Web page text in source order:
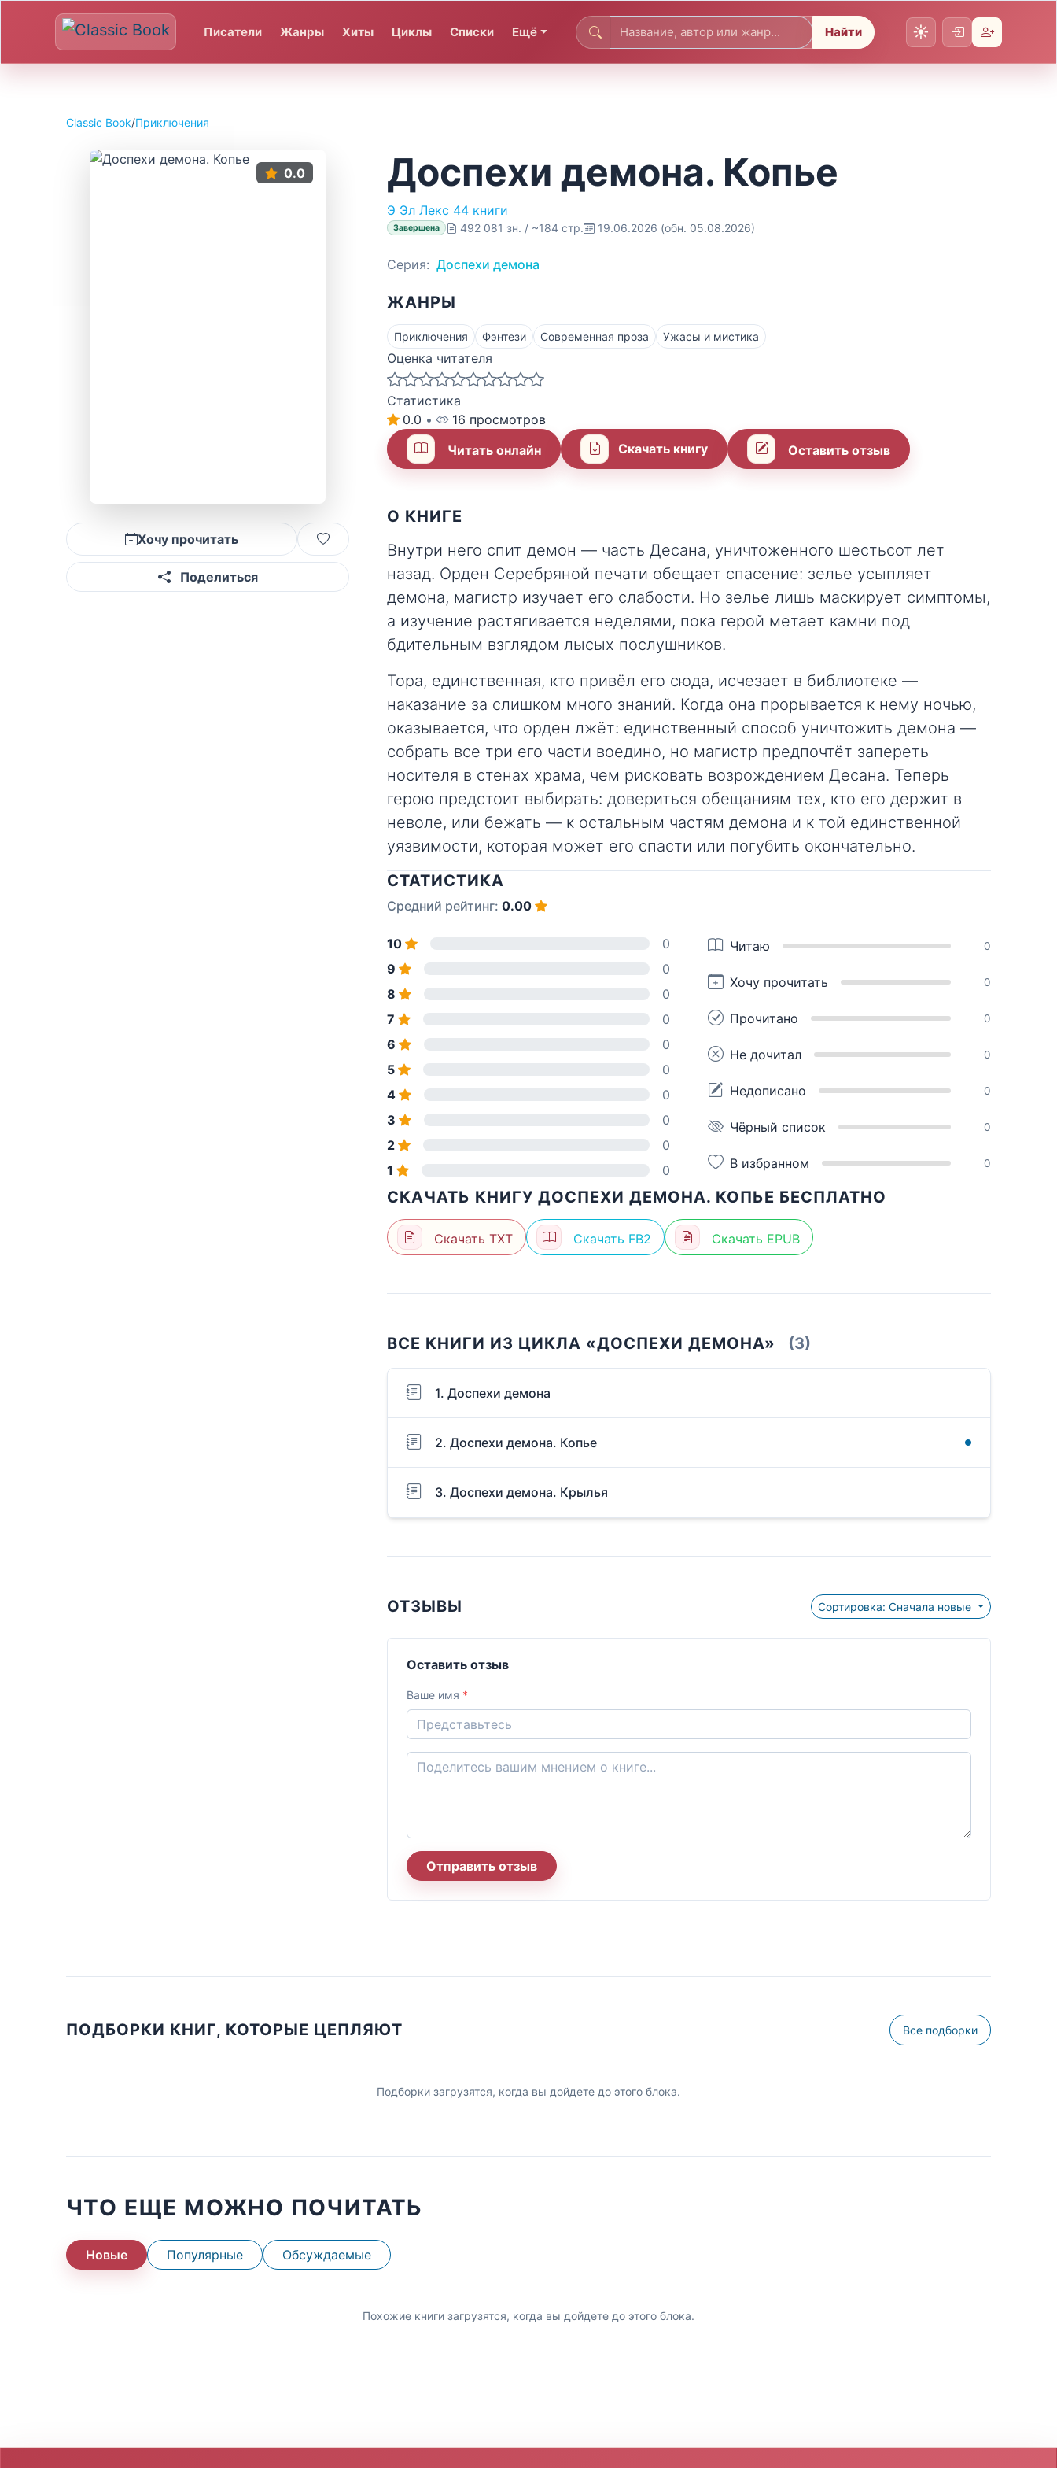
Писатели Жанры Хиты Циклы Списки Ещё Найти
Classic Book/Приключения
0.0
Хочу прочитать
Поделиться
Доспехи демона. Копье
Э Эл Лекс 44 книги
Завершена 492 081 зн. / ~184 стр. 19.06.2026 (обн. 05.08.2026)
Серия: Доспехи демона
ЖАНРЫ
Приключения Фэнтези Современная проза Ужасы и мистика
Оценка читателя
Статистика
0.0 •
16 просмотров
Читать онлайн
Скачать книгу Оставить отзыв
О КНИГЕ
Внутри него спит демон — часть Десана, уничтоженного шестьсот лет
назад. Орден Серебряной печати обещает спасение: зелье усыпляет
демона, магистр изучает его слабости. Но зелье лишь маскирует симптомы,
а изучение растягивается неделями, пока герой метает камни под
бдительным взглядом лысых послушников.
Тора, единственная, кто привёл его сюда, исчезает в библиотеке —
наказание за слишком много знаний. Когда она прорывается к нему ночью,
оказывается, что орден лжёт: единственный способ уничтожить демона —
собрать все три его части воедино, но магистр предпочтёт запереть
носителя в стенах храма, чем рисковать возрождением Десана. Теперь
герою предстоит выбирать: довериться обещаниям тех, кто его держит в
неволе, или бежать — к остальным частям демона и к той единственной
уязвимости, которая может его спасти или погубить окончательно.
СТАТИСТИКА
Средний рейтинг: 0.00
10
0
9
0
8
0
7
0
6
0
5
0
4
0
3
0
2
0
1
0
Читаю 0
Хочу прочитать 0
Прочитано 0
Не дочитал 0
Недописано 0
Чёрный список 0
В избранном 0
СКАЧАТЬ КНИГУ ДОСПЕХИ ДЕМОНА. КОПЬЕ БЕСПЛАТНО
Скачать TXT Скачать FB2 Скачать EPUB
ВСЕ КНИГИ ИЗ ЦИКЛА «ДОСПЕХИ ДЕМОНА» (3)
1. Доспехи демона
2. Доспехи демона. Копье
3. Доспехи демона. Крылья
ОТЗЫВЫ Сортировка: Сначала новые
Оставить отзыв
Ваше имя *
Отправить отзыв
ПОДБОРКИ КНИГ, КОТОРЫЕ ЦЕПЛЯЮТ Все подборки
Подборки загрузятся, когда вы дойдете до этого блока.
ЧТО ЕЩЕ МОЖНО ПОЧИТАТЬ
Новые Популярные Обсуждаемые
Похожие книги загрузятся, когда вы дойдете до этого блока.